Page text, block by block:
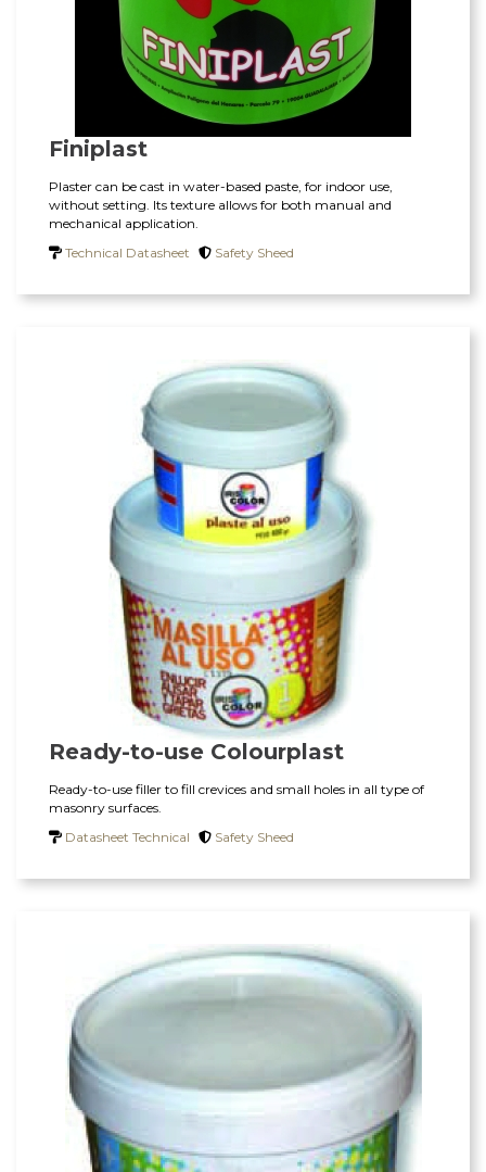
Finiplast
Plaster can be cast in water-based paste, for indoor use,
without setting. Its texture allows for both manual and
mechanical application.
Technical Datasheet
Safety Sheed
Ready-to-use Colourplast
Ready-to-use filler to fill crevices and small holes in all type of
masonry surfaces.
Datasheet Technical
Safety Sheed